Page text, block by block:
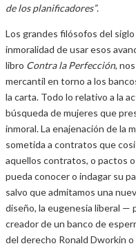
de los planificadores”.
Los grandes filósofos del
inmoralidad de usar esos
libro Contra la Perfección,
mercantil en torno a los
la carta. Todo lo relativo a la
búsqueda de mujeres que
inmoral. La enajenación de la
sometida a contratos que
aquellos contratos, o pactos
pueda conocer o indagar su
salvo que admitamos una
diseño, la eugenesia liberal —
creador de un banco de
del derecho Ronald Dworkin